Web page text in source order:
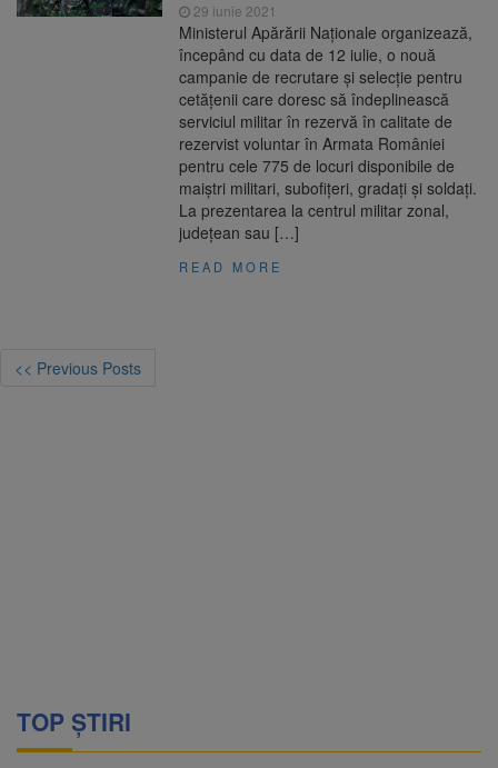
29 iunie 2021
Ministerul Apărării Naționale organizează,
începând cu data de 12 iulie, o nouă
campanie de recrutare și selecție pentru
cetățenii care doresc să îndeplinească
serviciul militar în rezervă în calitate de
rezervist voluntar în Armata României
pentru cele 775 de locuri disponibile de
maiștri militari, subofițeri, gradați și soldați.
La prezentarea la centrul militar zonal,
judeţean sau […]
READ MORE
<< Previous Posts
TOP ȘTIRI